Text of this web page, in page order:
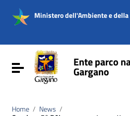
Vai al menu di navigazione
Vai al footer
Ministero dell'Ambiente e della
Attiva / disattiva la navigazione
Ente parco
Gargano
Home / News /